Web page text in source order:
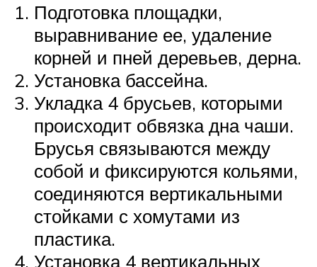
Подготовка площадки,
выравнивание ее, удаление
корней и пней деревьев, дерна.
Установка бассейна.
Укладка 4 брусьев, которыми
происходит обвязка дна чаши.
Брусья связываются между
собой и фиксируются кольями,
соединяются вертикальными
стойками с хомутами из
пластика.
Установка 4 вертикальных